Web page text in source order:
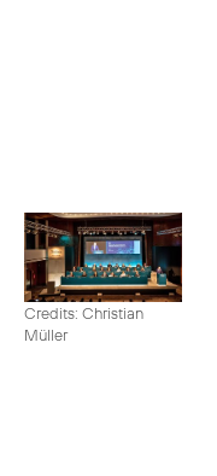
Credits: Christian
Müller